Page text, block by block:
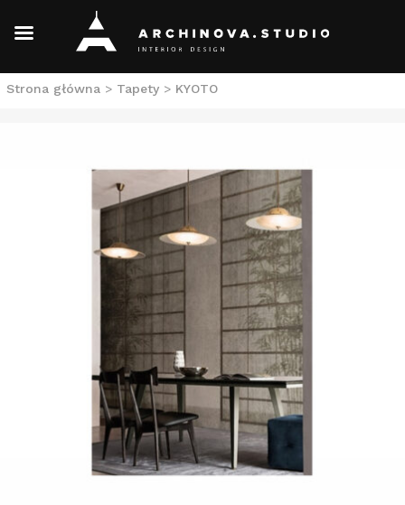
Skip
Strona główna > Tapety > KYOTO